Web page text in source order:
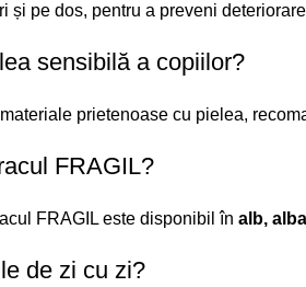
și pe dos, pentru a preveni
sensibilă a copiilor?
materiale prietenoase cu pielea,
FRAGIL?
FRAGIL este disponibil în alb,
de zi cu zi?